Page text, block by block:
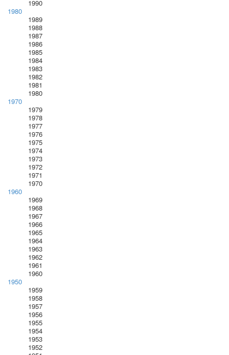
1990
1980
1989
1988
1987
1986
1985
1984
1983
1982
1981
1980
1970
1979
1978
1977
1976
1975
1974
1973
1972
1971
1970
1960
1969
1968
1967
1966
1965
1964
1963
1962
1961
1960
1950
1959
1958
1957
1956
1955
1954
1953
1952